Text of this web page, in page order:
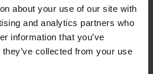
about your use of our site with
and analytics partners who
information that you’ve
collected from your use